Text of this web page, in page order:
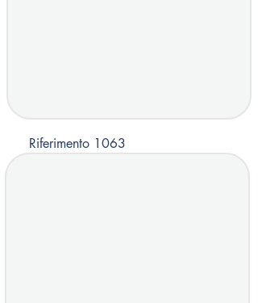
Riferimento 1063